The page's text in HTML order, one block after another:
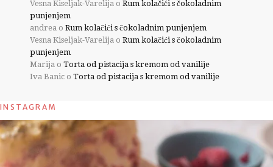
Vesna Kiseljak-Varelija o Rum kolačići s čokoladnim
punjenjem
andrea o Rum kolačići s čokoladnim punjenjem
Vesna Kiseljak-Varelija o Rum kolačići s čokoladnim
punjenjem
Marija o Torta od pistacija s kremom od vanilije
Iva Banic o Torta od pistacija s kremom od vanilije
INSTAGRAM